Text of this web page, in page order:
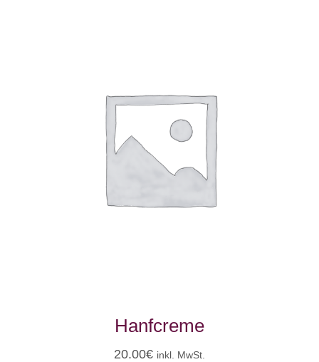
Hanfcreme
20.00€ inkl. MwSt.